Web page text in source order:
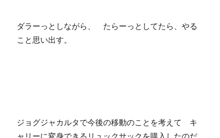
ダラーっとしながら、 たらーっとしてたら、やる
こと思い出す。
ジョグジャカルタで今後の移動のことを考えて キ
ャリーに変身できるリュックサックを購入したのだ